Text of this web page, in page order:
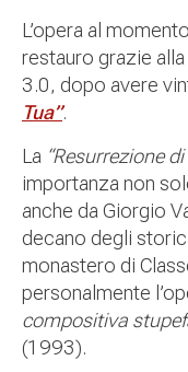
L’opera al
restauro grazie
3.0, dopo avere
Tua”.
La “Resurrezione
importanza non
anche da Giorgio
decano degli
monastero di
personalmente
compositiva
(1993).